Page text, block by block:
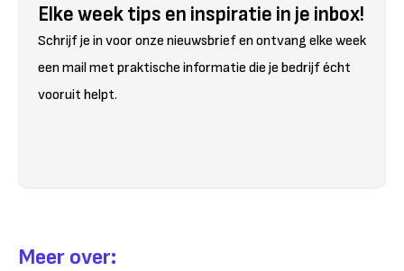
Elke week tips en inspiratie in je inbox!
Schrijf je in voor onze nieuwsbrief en ontvang elke week
een mail met praktische informatie die je bedrijf écht
vooruit helpt.
Meer over: